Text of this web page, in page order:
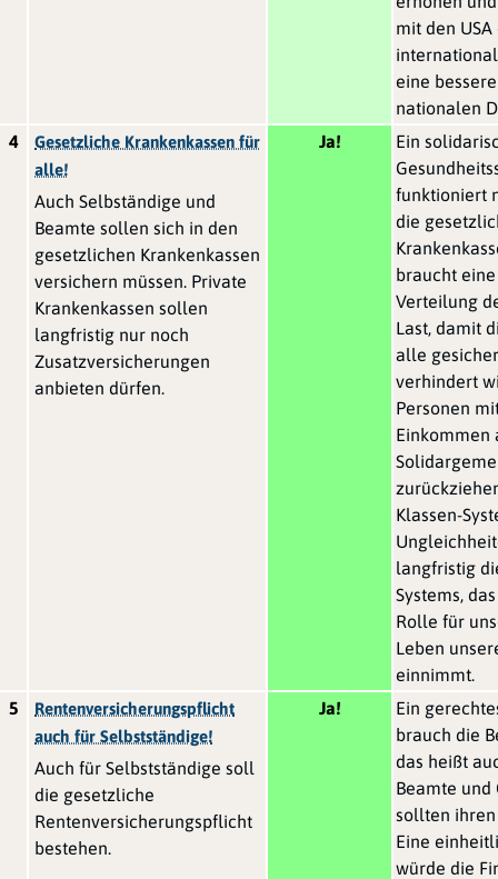
mit den
eine
nationalen
4
Gesetzliche Krankenkassen für
alle!
Auch Selbständige und
Beamte sollen sich in den
gesetzlichen Krankenkassen
versichern müssen. Private
Krankenkassen sollen
langfristig nur noch
Zusatzversicherungen
anbieten dürfen.
Ja!
Ein
funktioniert
die
braucht
Verteilung
Last, damit
alle
verhindert
Personen
Einkommen
Klassen-
langfristig
Systems,
Rolle für
Leben
einnimmt.
5
Rentenversicherungspflicht
auch für Selbstständige!
Auch für Selbstständige soll
die gesetzliche
Rentenversicherungspflicht
bestehen.
Ja!
Ein
brauch die
das heißt
Beamte und
sollten
Eine
würde die